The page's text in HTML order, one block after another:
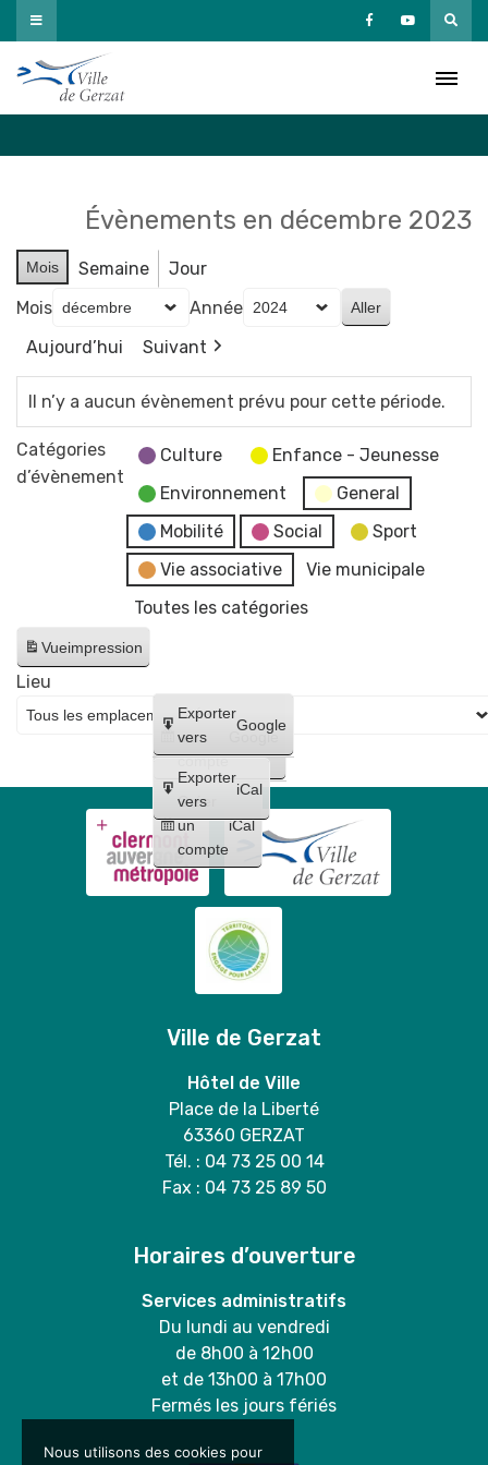
Passer
au
contenu
Évènements en décembre 2023
Mois Semaine
Jour
Mois
Année
Aujourd’hui
Suivant
Il n’y a aucun évènement prévu pour cette période.
Catégories
d’évènement
Culture
Enfance - Jeunesse
Environnement
General
Mobilité
Social
Sport
Vie associative
Vie municipale
Toutes les catégories
Vueimpression
Créer
un
compte
Google
Créer
un
compte
iCal
Exporter
vers
Google
Exporter
vers
iCal
Lieu
Ville de Gerzat
Hôtel de Ville
Place de la Liberté
63360 GERZAT
Tél. : 04 73 25 00 14
Fax : 04 73 25 89 50
Horaires d’ouverture
Services administratifs
Du lundi au vendredi
de 8h00 à 12h00
et de 13h00 à 17h00
Fermés les jours fériés
Nous utilisons des cookies pour